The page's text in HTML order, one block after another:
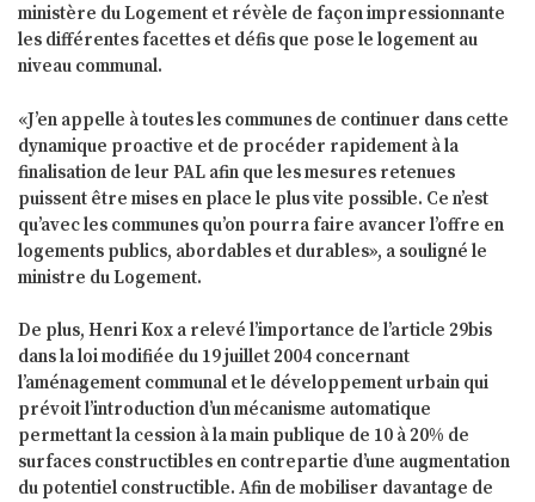
ministère du Logement et révèle de façon impressionnante
les différentes facettes et défis que pose le logement au
niveau communal.
«J’en appelle à toutes les communes de continuer dans cette
dynamique proactive et de procéder rapidement à la
finalisation de leur PAL afin que les mesures retenues
puissent être mises en place le plus vite possible. Ce n’est
qu’avec les communes qu’on pourra faire avancer l’offre en
logements publics, abordables et durables», a souligné le
ministre du Logement.
De plus, Henri Kox a relevé l’importance de l’article 29bis
dans la loi modifiée du 19 juillet 2004 concernant
l’aménagement communal et le développement urbain qui
prévoit l’introduction d’un mécanisme automatique
permettant la cession à la main publique de 10 à 20% de
surfaces constructibles en contrepartie d’une augmentation
du potentiel constructible. Afin de mobiliser davantage de